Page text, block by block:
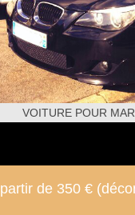
VOITURE POUR
de 350 €